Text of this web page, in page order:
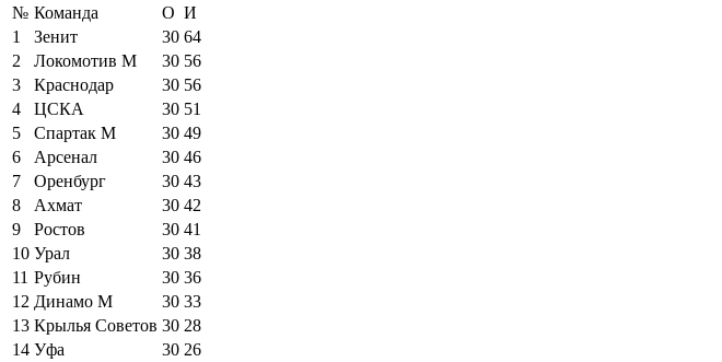
№ Команда О И
1
Зенит 30 64
2
Локомотив М 30 56
3
Краснодар 30 56
4
ЦСКА 30 51
5
Спартак М 30 49
6
Арсенал 30 46
7
Оренбург 30 43
8
Ахмат 30 42
9
Ростов 30 41
10 Урал 30 38
11 Рубин 30 36
12 Динамо М 30 33
13 Крылья Советов 30 28
14 Уфа 30 26